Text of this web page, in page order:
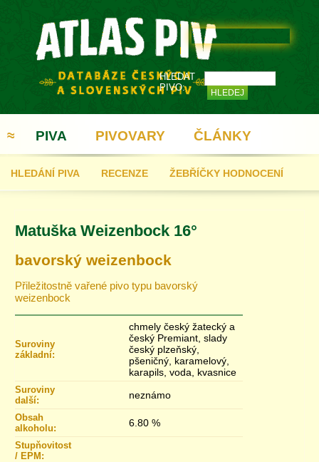
HLEDAT
PIVO:
≈ PIVA
HLEDÁNÍ PIVA RECENZE ŽEBŘÍČKY HODNOCENÍ
PIVOVARY ČLÁNKY
REGISTRACE
Matuška Weizenbock 16°
bavorský weizenbock
Přiležitostně vařené pivo typu bavorský
weizenbock
Suroviny
základní:
chmely český žatecký a
český Premiant, slady
český plzeňský,
pšeničný, karamelový,
karapils, voda, kvasnice
Suroviny
další:
neznámo
Obsah
alkoholu:
6.80 %
Stupňovitost
/ EPM: